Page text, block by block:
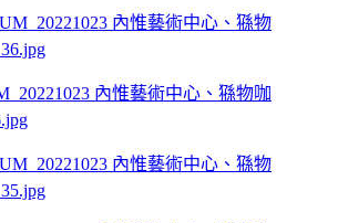
內惟藝術中心、猻物咖